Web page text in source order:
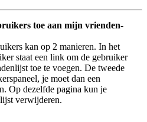
toe aan mijn vrienden-
kan op 2 manieren. In het
staat een link om de gebruiker
toe te voegen. De tweede
je moet dan een
Op dezelfde pagina kun je
verwijderen.